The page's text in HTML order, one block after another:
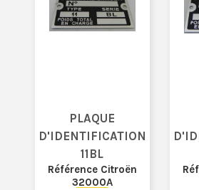
PLAQUE
D'IDENTIFICATION
11BL
Référence Citroën
32000A